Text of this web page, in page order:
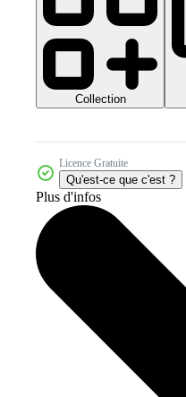
Collection
Licence Gratuite
Qu'est-ce que c'est ?
Plus d'infos